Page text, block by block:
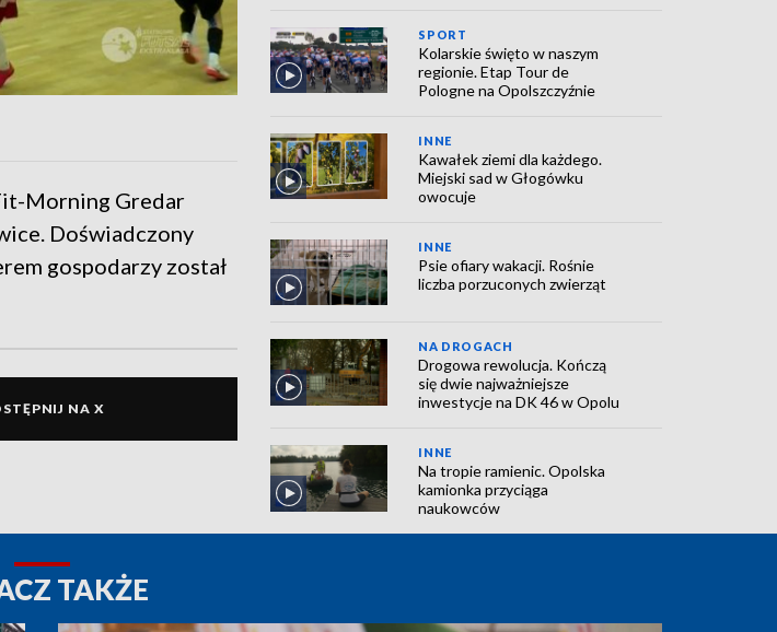
Morning Gredar
Doświadczony
gospodarzy został
NA X
SPORT
Kolarskie święto w naszym
regionie. Etap Tour de
Pologne na Opolszczyźnie
INNE
Kawałek ziemi dla każdego.
Miejski sad w Głogówku
owocuje
INNE
Psie ofiary wakacji. Rośnie
liczba porzuconych zwierząt
NA DROGACH
Drogowa rewolucja. Kończą
się dwie najważniejsze
inwestycje na DK 46 w Opolu
INNE
Na tropie ramienic. Opolska
kamionka przyciąga
naukowców
TAKŻE